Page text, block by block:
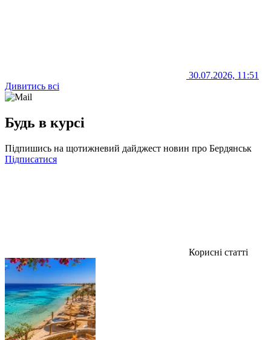
30.07.2026, 11:51
Дивитись всі
Будь в курсі
Підпишись на щотижневий дайджест новин про Бердянськ
Підписатися
Корисні статті